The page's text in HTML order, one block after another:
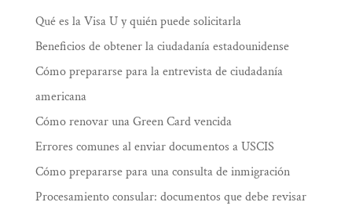
Qué es la Visa U y quién puede solicitarla
Beneficios de obtener la ciudadanía estadounidense
Cómo prepararse para la entrevista de ciudadanía
americana
Cómo renovar una Green Card vencida
Errores comunes al enviar documentos a USCIS
Cómo prepararse para una consulta de inmigración
Procesamiento consular: documentos que debe revisar